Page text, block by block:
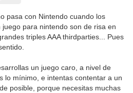
pasa con Nintendo cuando los
para nintendo son de risa en
triples AAA thirdparties... Pues
un juego caro, a nivel de
lo mínimo, e intentas contentar a un
posible, porque necesitas muchas